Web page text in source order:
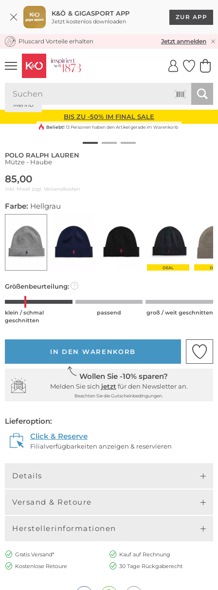
K&Ö & GIGASPORT APP
Jetzt kostenlos downloaden
ZUR APP
KOSTENLOSER VERSAND* & RÜCKVERSAND
Pluscard Vorteile erhalten Jetzt anmelden
UNSERE APP
CLICK &
BIS ZU -50% IM FINAL SALE
Merino
Beliebt! 13 Personen haben den Artikel gerade im Warenkorb
POLO RALPH LAUREN
Mütze - Haube
85,00
inkl. Mwst zzgl. Versandkosten
Farbe: Hellgrau
DEAL
Größenbeurteilung: ?
klein / schmal
geschnitten
passend groß / weit geschnitten
IN DEN WARENKORB
Wollen Sie -10% sparen?
Melden Sie sich jetzt für den Newsletter an.
Beachten Sie die Gutscheinbedingungen.
Lieferoption:
Click & Reserve
Filialverfügbarkeiten anzeigen & reservieren
Details
Versand & Retoure
Herstellerinformationen
Gratis Versand*
Kauf auf Rechnung
Kostenlose Retoure
30 Tage Rückgaberecht